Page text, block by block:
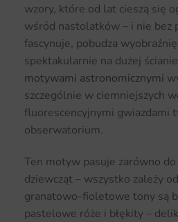
wzory, które od lat cieszą się
wśród nastolatków – i nie bez
fascynuje, pobudza
spektakularnie na dużej
motywami astronomicznymi
szczególnie w ciemniejszych
fluorescencyjnymi gwiazdami
obserwatorium.
Ten motyw pasuje zarówno do
dziewcząt – wszystko zależy
granatowo-fioletowe tony są
pastelowe róże i błękity –